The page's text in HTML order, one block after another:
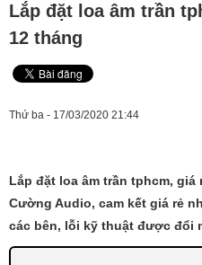
Lắp đặt loa âm trần
12 tháng
Thứ ba - 17/03/2020 21:44
Lắp đặt loa âm trần tphcm,
Cường Audio, cam kết giá rẻ
các bên, lỗi kỹ thuật được đổi